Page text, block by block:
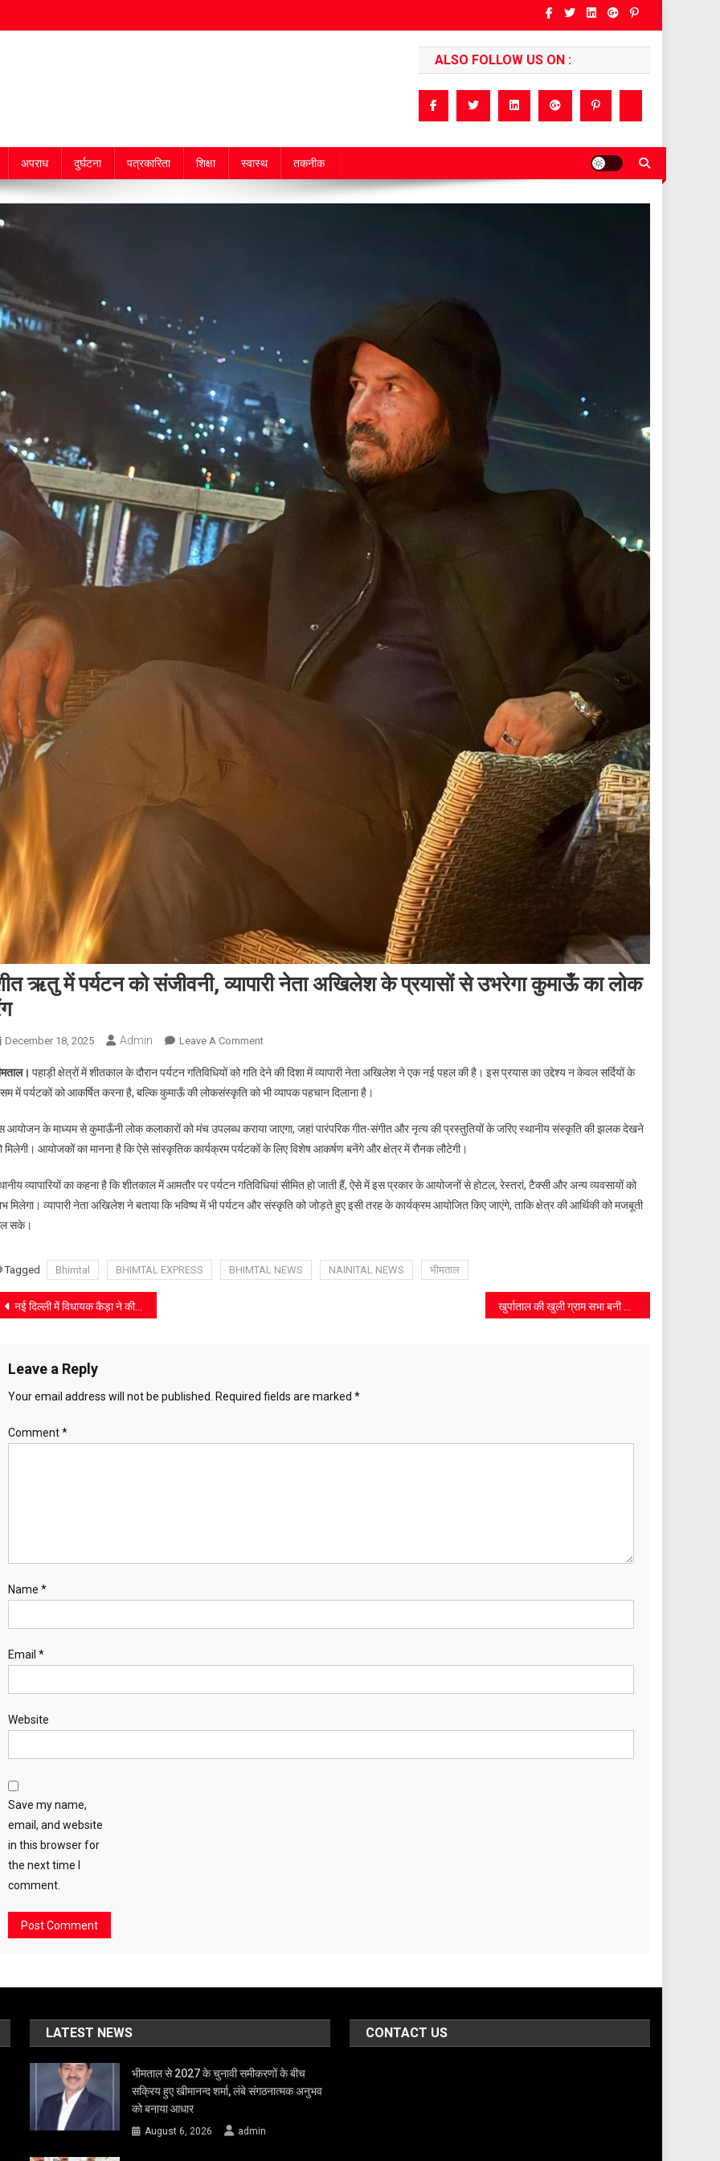
ALSO FOLLOW US ON :
अपराध दुर्घटना पत्रकारिता शिक्षा स्वास्थ तकनीक
ऋतु में पर्यटन को संजीवनी, व्यापारी नेता अखिलेश के प्रयासों से उभरेगा कुमाऊँ का लोक
December 18, 2025 Admin Leave A CommentOn
ऋतु
में
को
संजीवनी,
नेता
अखिलेश
से
उभरेगा
पहाड़ी क्षेत्रों में शीतकाल के दौरान पर्यटन गतिविधियों को गति देने की दिशा में व्यापारी नेता अखिलेश ने एक नई पहल की है। इस प्रयास का उद्देश्य न केवल सर्दियों के
में पर्यटकों को आकर्षित करना है, बल्कि कुमाऊँ की लोकसंस्कृति को भी व्यापक पहचान दिलाना है।
आयोजन के माध्यम से कुमाऊँनी लोक कलाकारों को मंच उपलब्ध कराया जाएगा, जहां पारंपरिक गीत-संगीत और नृत्य की प्रस्तुतियों के जरिए स्थानीय संस्कृति की झलक देखने
मिलेगी। आयोजकों का मानना है कि ऐसे सांस्कृतिक कार्यक्रम पर्यटकों के लिए विशेष आकर्षण बनेंगे और क्षेत्र में रौनक लौटेगी।
व्यापारियों का कहना है कि शीतकाल में आमतौर पर पर्यटन गतिविधियां सीमित हो जाती हैं, ऐसे में इस प्रकार के आयोजनों से होटल, रेस्तरां, टैक्सी और अन्य व्यवसायों को
मिलेगा। व्यापारी नेता अखिलेश ने बताया कि भविष्य में भी पर्यटन और संस्कृति को जोड़ते हुए इसी तरह के कार्यक्रम आयोजित किए जाएंगे, ताकि क्षेत्र की आर्थिकी को मजबूती
सके।
Tagged Bhimtal BHIMTAL EXPRESS BHIMTAL NEWS NAINITAL NEWS भीमताल
Post
नई दिल्ली में विधायक कैड़ा ने की भाजपा के नवनियुक्त राष्ट्रीय कार्यकारी अध्यक्ष नितिन नवीन से शिष्टाचार भेंट खुर्पाताल की खुली ग्राम सभा बनी विकास की कसौटी, पंचायत भवन नवनिर्माण को मिली मंजूरी
Leave a Reply
Your email address will not be published. Required fields are marked *
Comment*
Name *
Email *
Website
Save my name,
email, and website
in this browser for
the next time I
comment.
LATEST NEWS
भीमताल से 2027 के चुनावी समीकरणों के बीच
सक्रिय हुए खीमानन्द शर्मा, लंबे संगठनात्मक अनुभव
को बनाया आधार
August 6, 2026 admin
CONTACT US